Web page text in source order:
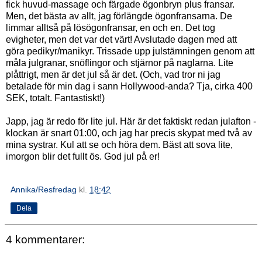
fick huvud-massage och färgade ögonbryn plus fransar.
Men, det bästa av allt, jag förlängde ögonfransarna. De
limmar alltså på lösögonfransar, en och en. Det tog
evigheter, men det var det värt! Avslutade dagen med att
göra pedikyr/manikyr. Trissade upp julstämningen genom att
måla julgranar, snöflingor och stjärnor på naglarna. Lite
plåttrigt, men är det jul så är det. (Och, vad tror ni jag
betalade för min dag i sann Hollywood-anda? Tja, cirka 400
SEK, totalt. Fantastiskt!)
Japp, jag är redo för lite jul. Här är det faktiskt redan julafton -
klockan är snart 01:00, och jag har precis skypat med två av
mina systrar. Kul att se och höra dem. Bäst att sova lite,
imorgon blir det fullt ös. God jul på er!
Annika/Resfredag kl. 18:42
Dela
4 kommentarer: